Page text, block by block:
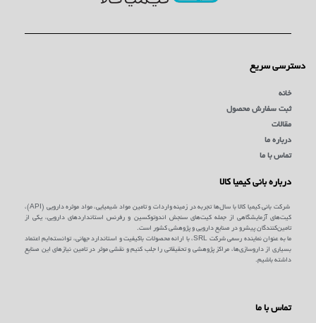
دسترسی سریع
خانه
ثبت سفارش محصول
مقالات
درباره ما
تماس با ما
درباره بانی کیمیا کالا
شرکت بانی کیمیا کالا با سال‌ها تجربه در زمینه واردات و تامین مواد شیمیایی، مواد موثره دارویی (API)،
کیت‌های آزمایشگاهی از جمله کیت‌های سنجش اندوتوکسین و رفرنس استانداردهای دارویی، یکی از
تامین‌کنندگان پیشرو در صنایع دارویی و پژوهشی کشور است.
ما به عنوان نماینده رسمی شرکت SRL، با ارائه محصولات باکیفیت و استاندارد جهانی، توانسته‌ایم اعتماد
بسیاری از داروسازی‌ها، مراکز پژوهشی و تحقیقاتی را جلب کنیم و نقشی موثر در تامین نیازهای این صنایع
داشته باشیم.
تماس با ما